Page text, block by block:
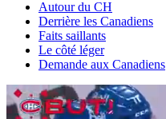
Autour du CH
Derrière les Canadiens
Faits saillants
Le côté léger
Demande aux Canadiens